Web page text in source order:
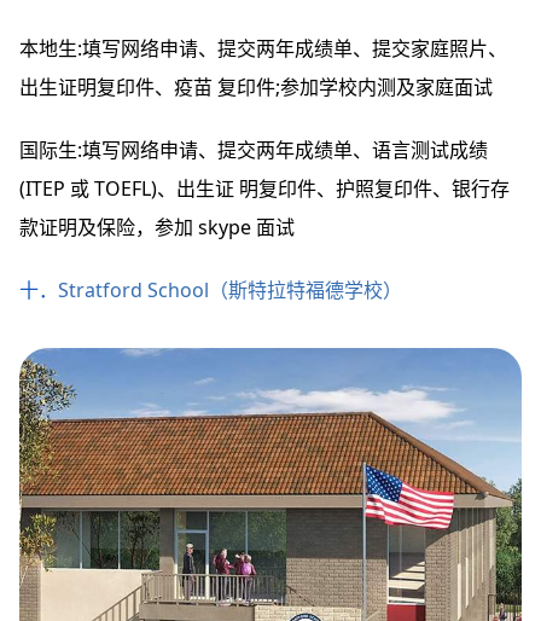
本地生:填写网络申请、提交两年成绩单、提交家庭照片、
出生证明复印件、疫苗 复印件;参加学校内测及家庭面试
国际生:填写网络申请、提交两年成绩单、语言测试成绩
(ITEP 或 TOEFL)、出生证 明复印件、护照复印件、银行存
款证明及保险，参加 skype 面试
十． Stratford School（斯特拉特福德学校）